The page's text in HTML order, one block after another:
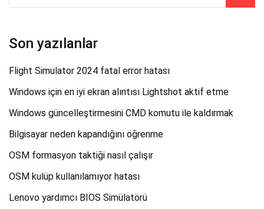
Son yazılanlar
Flight Simulator 2024 fatal error hatası
Windows için en iyi ekran alıntısı Lightshot aktif etme
Windows güncelleştirmesini CMD komutu ile kaldırmak
Bilgisayar neden kapandığını öğrenme
OSM formasyon taktiği nasıl çalışır
OSM kulüp kullanılamıyor hatası
Lenovo yardımcı BIOS Simülatörü